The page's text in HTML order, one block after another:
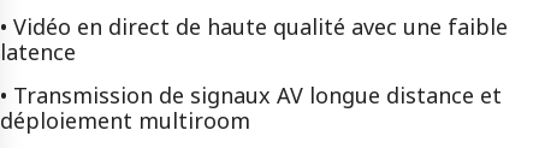
• Vidéo en direct de haute qualité avec une faible
latence
• Transmission de signaux AV longue distance et
déploiement multiroom